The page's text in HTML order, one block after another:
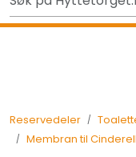
Skip to main content
Ut på
Reservedeler
Membran til